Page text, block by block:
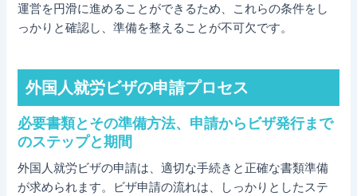
運営を円滑に進めることができるため、これらの条件をし
っかりと確認し、準備を整えることが不可欠です。
外国人就労ビザの申請プロセス
必要書類とその準備方法、申請からビザ発行まで
のステップと期間
外国人就労ビザの申請は、適切な手続きと正確な書類準備
が求められます。ビザ申請の流れは、しっかりとしたステ